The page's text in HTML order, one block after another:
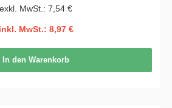
exkl. MwSt.: 7,54 €
inkl. MwSt.: 8,97 €
In den Warenkorb